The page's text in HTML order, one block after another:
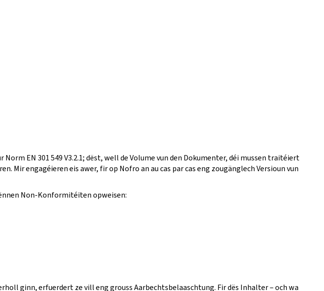
EN 301 549 V3.2.1; dëst, well de Volume vun den Dokumenter, déi mussen traitéiert
Mir engagéieren eis awer, fir op Nofro an au cas par cas eng zougänglech Versioun vun
Non-Konformitéiten opweisen:
ginn, erfuerdert ze vill eng grouss Aarbechtsbelaaschtung. Fir dës Inhalter ‒ och wa